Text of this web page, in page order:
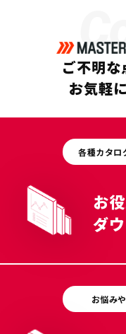
ご不明
お気軽
各種カタロ
お
ダ
お悩み